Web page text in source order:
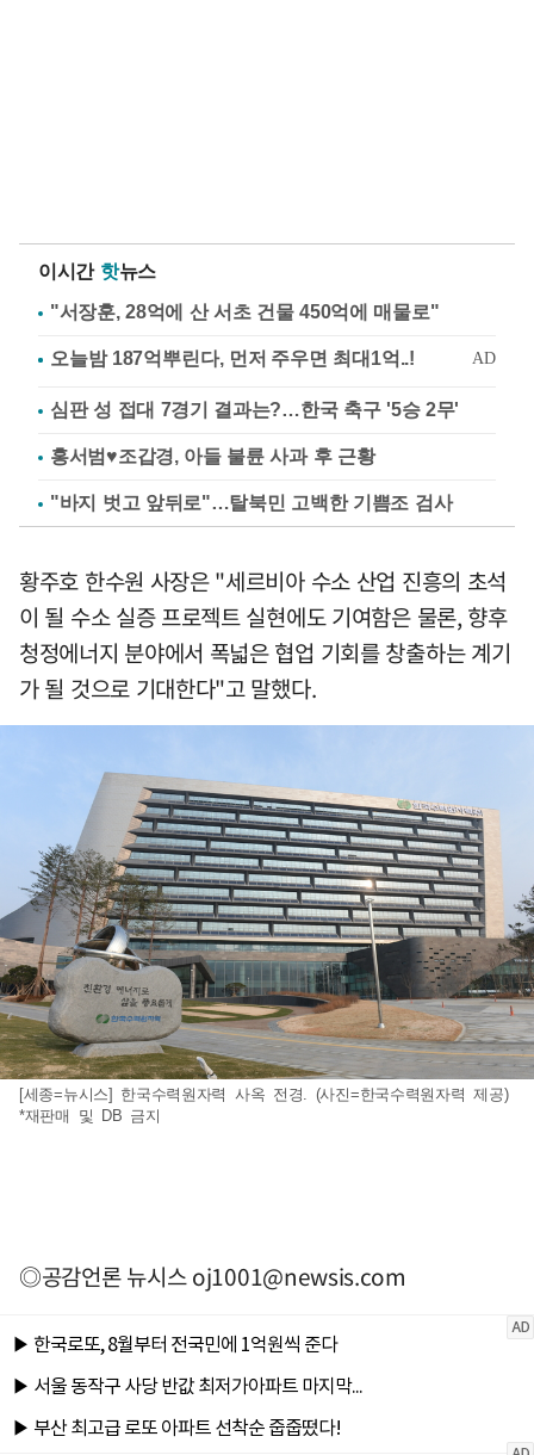
이시간 핫뉴스
"서장훈, 28억에 산 서초 건물 450억에 매물로"
심판 성 접대 7경기 결과는?…한국 축구 '5승 2무'
홍서범♥조갑경, 아들 불륜 사과 후 근황
"바지 벗고 앞뒤로"…탈북민 고백한 기쁨조 검사
황주호 한수원 사장은 "세르비아 수소 산업 진흥의 초석
이 될 수소 실증 프로젝트 실현에도 기여함은 물론, 향후
청정에너지 분야에서 폭넓은 협업 기회를 창출하는 계기
가 될 것으로 기대한다"고 말했다.
[세종=뉴시스] 한국수력원자력 사옥 전경. (사진=한국수력원자력 제공)
*재판매 및 DB 금지
◎공감언론 뉴시스oj1001@newsis.com